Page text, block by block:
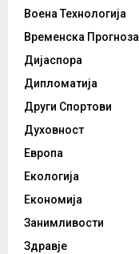
Воена Технологија
Временска Прогноза
Дијаспора
Дипломатија
Други Спортови
Духовност
Европа
Екологија
Економија
Занимливости
Здравје